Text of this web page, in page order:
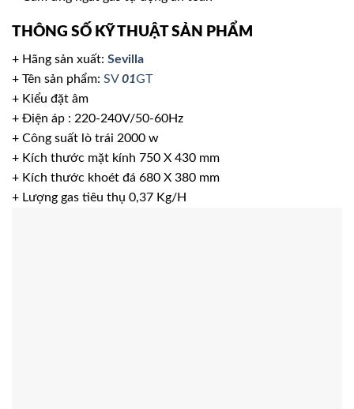
THÔNG SỐ KỸ THUẬT SẢN PHẨM
+ Hãng sản xuất: Sevilla
+ Tên sản phẩm: SV01GT
+ Kiểu đặt âm
+ Điện áp : 220-240V/50-60Hz
+ Công suất lò trái 2000 w
+ Kích thước mặt kính 750 X 430 mm
+ Kích thước khoét đá 680 X 380 mm
+ Lượng gas tiêu thụ 0,37 Kg/H